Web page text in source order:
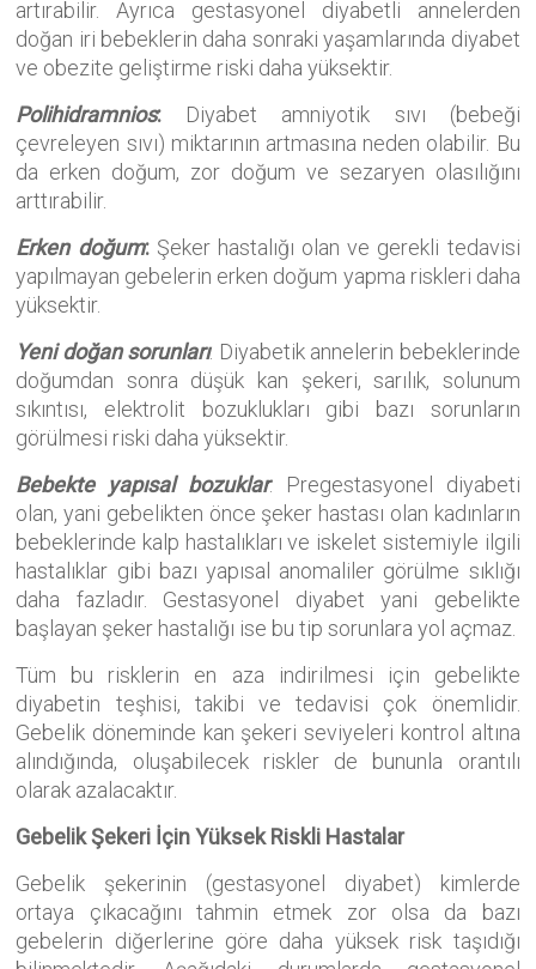
artırabilir. Ayrıca gestasyonel diyabetli annelerden
doğan iri bebeklerin daha sonraki yaşamlarında diyabet
ve obezite geliştirme riski daha yüksektir.
Polihidramnios: Diyabet amniyotik sıvı (bebeği
çevreleyen sıvı) miktarının artmasına neden olabilir. Bu
da erken doğum, zor doğum ve sezaryen olasılığını
arttırabilir.
Erken doğum: Şeker hastalığı olan ve gerekli tedavisi
yapılmayan gebelerin erken doğum yapma riskleri daha
yüksektir.
Yeni doğan sorunları: Diyabetik annelerin bebeklerinde
doğumdan sonra düşük kan şekeri, sarılık, solunum
sıkıntısı, elektrolit bozuklukları gibi bazı sorunların
görülmesi riski daha yüksektir.
Bebekte yapısal bozuklar: Pregestasyonel diyabeti
olan, yani gebelikten önce şeker hastası olan kadınların
bebeklerinde kalp hastalıkları ve iskelet sistemiyle ilgili
hastalıklar gibi bazı yapısal anomaliler görülme sıklığı
daha fazladır. Gestasyonel diyabet yani gebelikte
başlayan şeker hastalığı ise bu tip sorunlara yol açmaz.
Tüm bu risklerin en aza indirilmesi için gebelikte
diyabetin teşhisi, takibi ve tedavisi çok önemlidir.
Gebelik döneminde kan şekeri seviyeleri kontrol altına
alındığında, oluşabilecek riskler de bununla orantılı
olarak azalacaktır.
Gebelik Şekeri İçin Yüksek Riskli Hastalar
Gebelik şekerinin (gestasyonel diyabet) kimlerde
ortaya çıkacağını tahmin etmek zor olsa da bazı
gebelerin diğerlerine göre daha yüksek risk taşıdığı